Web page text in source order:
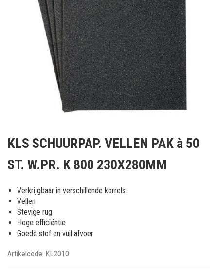
het
van
afbeeldingen-
gallerij
KLS SCHUURPAP. VELLEN PAK à 50
ST. W.PR. K 800 230X280MM
Verkrijgbaar in verschillende korrels
Vellen
Stevige rug
Hoge efficiëntie
Goede stof en vuil afvoer
Artikelcode KL2010